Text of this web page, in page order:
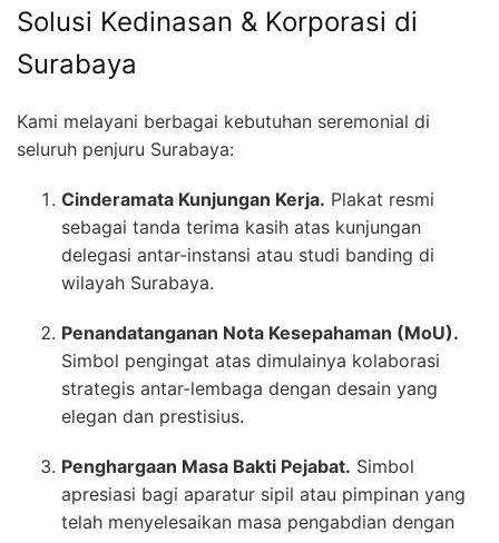
Solusi Kedinasan & Korporasi di
Surabaya
Kami melayani berbagai kebutuhan seremonial di
seluruh penjuru Surabaya:
Cinderamata Kunjungan Kerja. Plakat resmi
sebagai tanda terima kasih atas kunjungan
delegasi antar-instansi atau studi banding di
wilayah Surabaya.
Penandatanganan Nota Kesepahaman (MoU).
Simbol pengingat atas dimulainya kolaborasi
strategis antar-lembaga dengan desain yang
elegan dan prestisius.
Penghargaan Masa Bakti Pejabat. Simbol
apresiasi bagi aparatur sipil atau pimpinan yang
telah menyelesaikan masa pengabdian dengan